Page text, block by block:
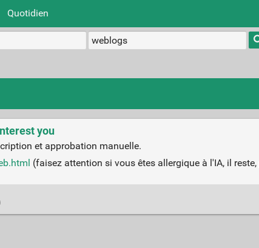
Quotidien
you
et approbation manuelle.
(faisez attention si vous êtes allergique à l'IA, il